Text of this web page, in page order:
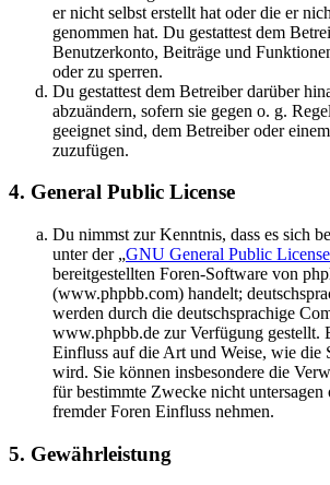
er nicht selbst erstellt hat oder die er
genommen hat. Du gestattest dem
Benutzerkonto, Beiträge und
oder zu sperren.
Du gestattest dem Betreiber darüber
abzuändern, sofern sie gegen o. g.
geeignet sind, dem Betreiber oder
zuzufügen.
4. General Public License
Du nimmst zur Kenntnis, dass es sich
unter der „GNU General Public
bereitgestellten Foren-Software von
(www.phpbb.com) handelt;
werden durch die deutschsprachige
www.phpbb.de zur Verfügung gestellt.
Einfluss auf die Art und Weise, wie die
wird. Sie können insbesondere die
für bestimmte Zwecke nicht untersagen
fremder Foren Einfluss nehmen.
5. Gewährleistung